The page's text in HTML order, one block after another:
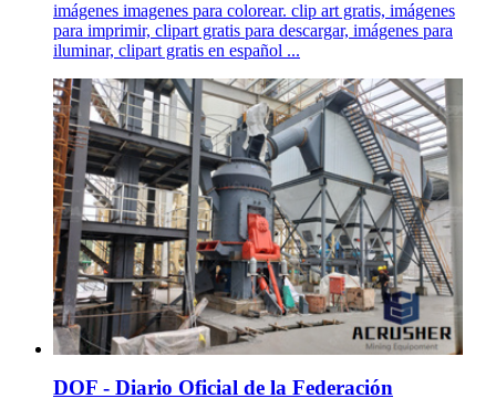
imágenes imagenes para colorear. clip art gratis, imágenes
para imprimir, clipart gratis para descargar, imágenes para
iluminar, clipart gratis en español ...
DOF - Diario Oficial de la Federación